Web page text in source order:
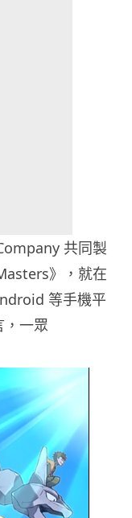
共同製
》，就在
等手機平
，一眾